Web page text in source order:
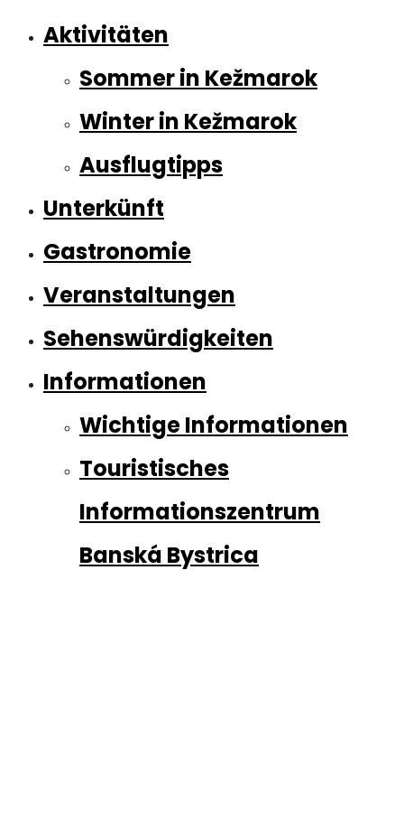
Aktivitäten
Sommer in Kežmarok
Winter in Kežmarok
Ausflugtipps
Unterkünft
Gastronomie
Veranstaltungen
Sehenswürdigkeiten
Informationen
Wichtige Informationen
Touristisches
Informationszentrum
Banská Bystrica